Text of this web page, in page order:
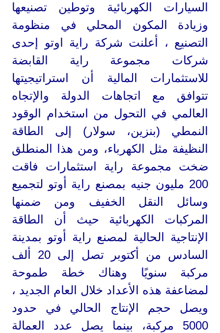
السيارات الكهربائية وتوطين تصنيعها
وزيادة المكون المحلي في منظومة
التصنيع ، أعلنت شركة راية اوتو إحدى
شركات مجموعة راية القابضة
للاستثمارات المالية أن استراتيجيتها
تتوافق مع اتجاهات الدولة والإتجاه
العالمي في التحول من استخدام الوقود
النمطي (بنزين، سولار) إلى الطاقة
النظيفة مثل الكهرباء، ومن هذا المنطلق
ضخت مجموعة راية استثمارات فاقت
200 مليون جنيه بمصنع راية أوتو لتجميع
وسائل النقل الخفيف ومن ضمنها
المركبات الكهربائية حيث أن الطاقة
الإنتاجية الحالية لمصنع راية أوتو بمدينة
السادس من أكتوبر تصل إلى 20 ألف
مركبة سنويًا وهناك خطة طموحة
لمضاعفة هذه الأعداد خلال العام الجديد ،
ويصل حجم الإنتاج الحالي في حدود
5000 مركبة، بينما يصل عدد العمالة